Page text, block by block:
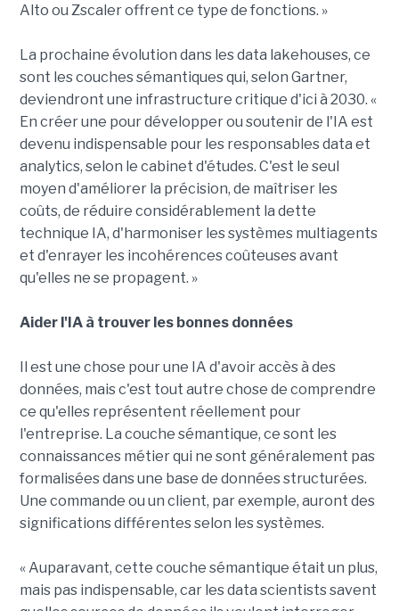
Alto ou Zscaler offrent ce type de fonctions. »
La prochaine évolution dans les data lakehouses, ce
sont les couches sémantiques qui, selon Gartner,
deviendront une infrastructure critique d'ici à 2030. «
En créer une pour développer ou soutenir de l'IA est
devenu indispensable pour les responsables data et
analytics, selon le cabinet d'études. C'est le seul
moyen d'améliorer la précision, de maîtriser les
coûts, de réduire considérablement la dette
technique IA, d'harmoniser les systèmes multiagents
et d'enrayer les incohérences coûteuses avant
qu'elles ne se propagent. »
Aider l'IA à trouver les bonnes données
Il est une chose pour une IA d'avoir accès à des
données, mais c'est tout autre chose de comprendre
ce qu'elles représentent réellement pour
l'entreprise. La couche sémantique, ce sont les
connaissances métier qui ne sont généralement pas
formalisées dans une base de données structurées.
Une commande ou un client, par exemple, auront des
significations différentes selon les systèmes.
« Auparavant, cette couche sémantique était un plus,
mais pas indispensable, car les data scientists savent